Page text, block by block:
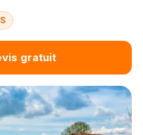
gratuit